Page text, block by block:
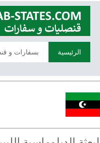
الرئيسية بسفارات و